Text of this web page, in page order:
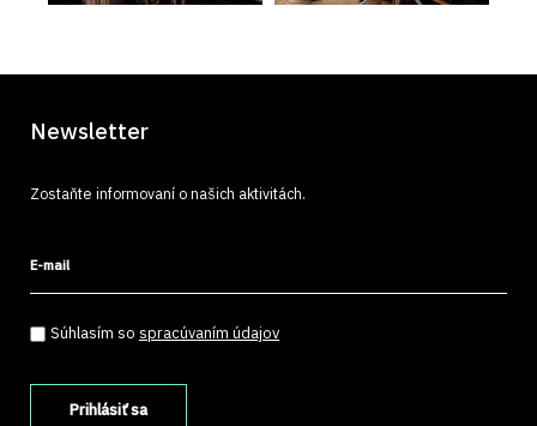
Newsletter
Zostaňte informovaní o našich aktivitách.
E-mail
Súhlasím so spracúvaním údajov*
Súhlasím so spracúvaním údajov